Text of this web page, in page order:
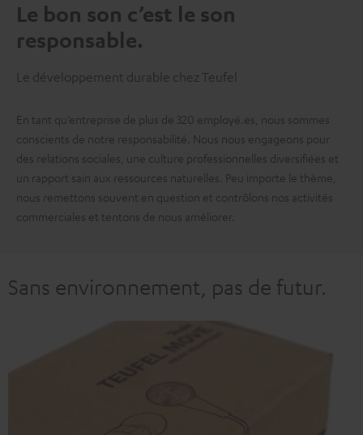
Le bon son c’est le son
responsable.
Le développement durable chez Teufel
En tant qu’entreprise de plus de 320 employé.es, nous sommes
conscients de notre responsabilité. Nous nous engageons pour
des relations sociales, une culture professionnelles diversifiées et
un rapport sain aux ressources naturelles. Peu importe le thème,
nous remettons souvent en question et contrôlons nos activités
commerciales et tentons de nous améliorer.
Sans environnement, pas de futur.